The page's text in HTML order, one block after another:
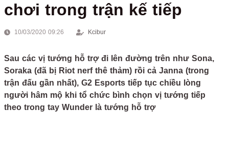
chơi trong trận kế tiếp
10/03/2020 09:26 Kcibur
Sau các vị tướng hỗ trợ đi lên đường trên như Sona,
Soraka (đã bị Riot nerf thê thảm) rồi cả Janna (trong
trận đấu gần nhất), G2 Esports tiếp tục chiều lòng
người hâm mộ khi tổ chức bình chọn vị tướng tiếp
theo trong tay Wunder là tướng hỗ trợ